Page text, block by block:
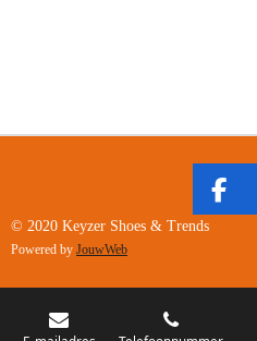
F
B
© 2020 Keyzer Shoes & Trends
Powered by JouwWeb